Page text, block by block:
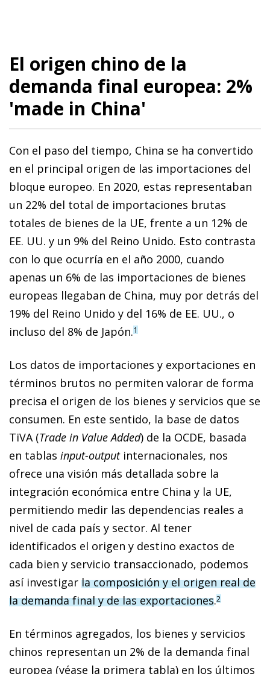
El origen chino de la
demanda final europea: 2%
'made in China'
Con el paso del tiempo, China se ha convertido
en el principal origen de las importaciones del
bloque europeo. En 2020, estas representaban
un 22% del total de importaciones brutas
totales de bienes de la UE, frente a un 12% de
EE. UU. y un 9% del Reino Unido. Esto contrasta
con lo que ocurría en el año 2000, cuando
apenas un 6% de las importaciones de bienes
europeas llegaban de China, muy por detrás del
19% del Reino Unido y del 16% de EE. UU., o
incluso del 8% de Japón.1
Los datos de importaciones y exportaciones en
términos brutos no permiten valorar de forma
precisa el origen de los bienes y servicios que se
consumen. En este sentido, la base de datos
TiVA (Trade in Value Added) de la OCDE, basada
en tablas input-outputinternacionales, nos
ofrece una visión más detallada sobre la
integración económica entre China y la UE,
permitiendo medir las dependencias reales a
nivel de cada país y sector. Al tener
identificados el origen y destino exactos de
cada bien y servicio transaccionado, podemos
así investigar la composición y el origen real de
la demanda final y de las exportaciones.2
En términos agregados, los bienes y servicios
chinos representan un 2% de la demanda final
europea (véase la primera tabla) en los últimos